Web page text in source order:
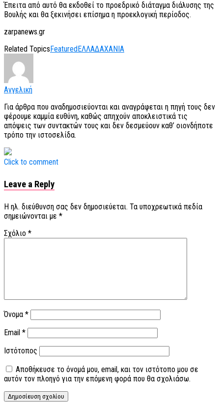
Έπειτα από αυτό θα εκδοθεί το προεδρικό διάταγμα διάλυσης της
Βουλής και θα ξεκινήσει επίσημα η προεκλογική περίοδος.
zarpanews.gr
Related Topics Featured ΕΛΛΑΔΑΧΑΝΙΑ
Αγγελική
Για άρθρα που αναδημοσιεύονται και αναγράφεται η πηγή τους δεν
φέρουμε καμμία ευθύνη, καθώς απηχούν αποκλειστικά τις
απόψεις των συντακτών τους και δεν δεσμεύουν καθ’ οιονδήποτε
τρόπο την ιστοσελίδα.
Click to comment
Leave a Reply
Η ηλ. διεύθυνση σας δεν δημοσιεύεται. Τα υποχρεωτικά πεδία
σημειώνονται με *
Σχόλιο *
Όνομα *
Email *
Ιστότοπος
Αποθήκευσε το όνομά μου, email, και τον ιστότοπο μου σε
αυτόν τον πλοηγό για την επόμενη φορά που θα σχολιάσω.